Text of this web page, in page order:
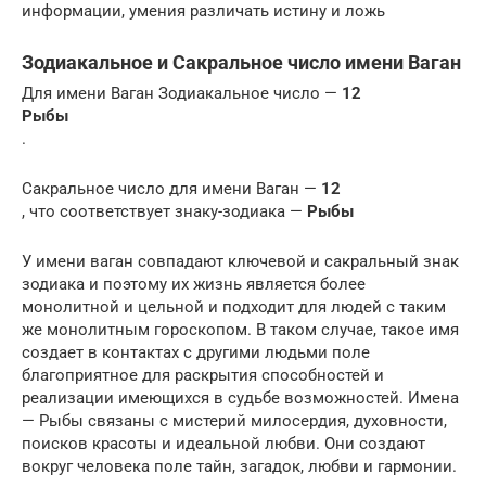
информации, умения различать истину и ложь
Зодиакальное и Сакральное число имени Ваган
Для имени Ваган Зодиакальное число — 12
Рыбы
.
Сакральное число для имени Ваган — 12
, что соответствует знаку-зодиака — Рыбы
У имени ваган совпадают ключевой и сакральный знак
зодиака и поэтому их жизнь является более
монолитной и цельной и подходит для людей с таким
же монолитным гороскопом. В таком случае, такое имя
создает в контактах с другими людьми поле
благоприятное для раскрытия способностей и
реализации имеющихся в судьбе возможностей. Имена
— Рыбы связаны с мистерий милосердия, духовности,
поисков красоты и идеальной любви. Они создают
вокруг человека поле тайн, загадок, любви и гармонии.